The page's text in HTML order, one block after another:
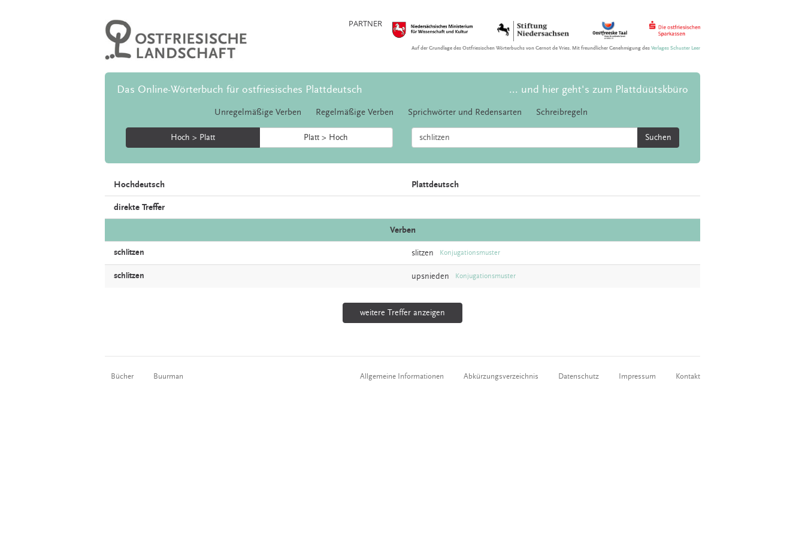
PARTNER
Auf der Grundlage des Ostfriesischen Wörterbuchs von Gernot de Vries. Mit freundlicher Genehmigung desVerlages Schuster Leer
Das Online-Wörterbuch für ostfriesisches Plattdeutsch ... und hier geht's zum Plattdüütskbüro
Unregelmäßige Verben Regelmäßige Verben Sprichwörter und Redensarten Schreibregeln
Hoch > Platt Platt > Hoch Suchen
Hochdeutsch Plattdeutsch
direkte Treffer
Verben
schlitzen slitzen Konjugationsmuster
schlitzen upsnieden Konjugationsmuster
weitere Treffer anzeigen
Bücher Buurman Allgemeine Informationen Abkürzungsverzeichnis Datenschutz Impressum Kontakt